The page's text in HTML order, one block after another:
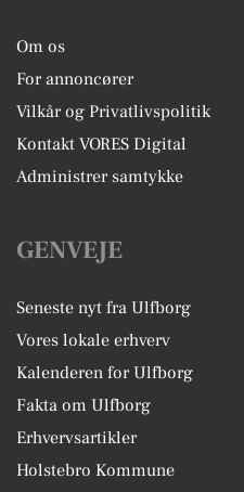
Om os
For annoncører
Vilkår og Privatlivspolitik
Kontakt VORES Digital
Administrer samtykke
GENVEJE
Seneste nyt fra Ulfborg
Vores lokale erhverv
Kalenderen for Ulfborg
Fakta om Ulfborg
Erhvervsartikler
Holstebro Kommune